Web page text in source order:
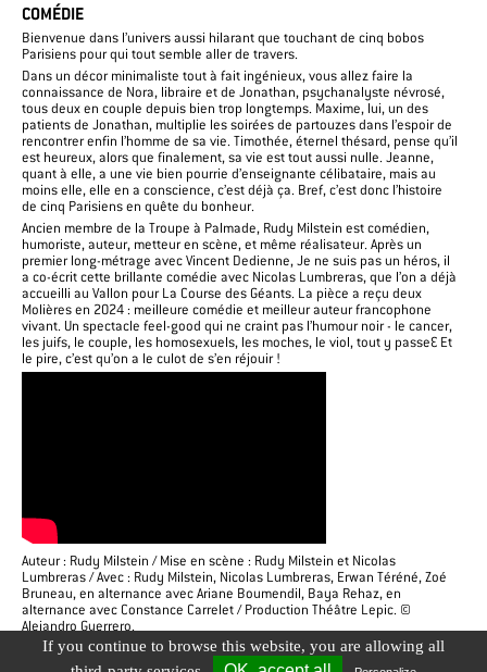
COMÉDIE
Bienvenue dans l’univers aussi hilarant que touchant de cinq bobos
Parisiens pour qui tout semble aller de travers.
Dans un décor minimaliste tout à fait ingénieux, vous allez faire la
connaissance de Nora, libraire et de Jonathan, psychanalyste névrosé,
tous deux en couple depuis bien trop longtemps. Maxime, lui, un des
patients de Jonathan, multiplie les soirées de partouzes dans l’espoir de
rencontrer enfin l’homme de sa vie. Timothée, éternel thésard, pense qu’il
est heureux, alors que finalement, sa vie est tout aussi nulle. Jeanne,
quant à elle, a une vie bien pourrie d’enseignante célibataire, mais au
moins elle, elle en a conscience, c’est déjà ça. Bref, c’est donc l’histoire
de cinq Parisiens en quête du bonheur.
Ancien membre de la Troupe à Palmade, Rudy Milstein est comédien,
humoriste, auteur, metteur en scène, et même réalisateur. Après un
premier long-métrage avec Vincent Dedienne, Je ne suis pas un héros, il
a co-écrit cette brillante comédie avec Nicolas Lumbreras, que l’on a déjà
accueilli au Vallon pour La Course des Géants. La pièce a reçu deux
Molières en 2024 : meilleure comédie et meilleur auteur francophone
vivant. Un spectacle feel-good qui ne craint pas l’humour noir - le cancer,
les juifs, le couple, les homosexuels, les moches, le viol, tout y passe… Et
le pire, c’est qu’on a le culot de s’en réjouir !
Auteur : Rudy Milstein / Mise en scène : Rudy Milstein et Nicolas
Lumbreras / Avec : Rudy Milstein, Nicolas Lumbreras, Erwan Téréné, Zoé
Bruneau, en alternance avec Ariane Boumendil, Baya Rehaz, en
alternance avec Constance Carrelet / Production Théâtre Lepic. ©
Alejandro Guerrero.
If you continue to browse this website, you are allowing all